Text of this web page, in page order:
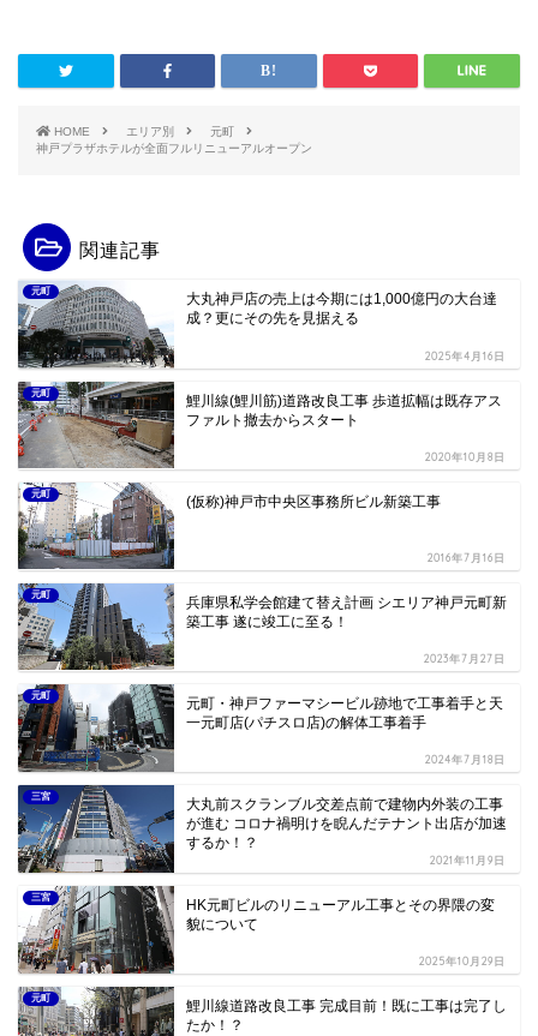
HOME エリア別
元町
神戸プラザホテルが全面フルリニューアルオープン
関連記事
元町
大丸神戸店の売上は今期には1,000億円の大台達
成？更にその先を見据える
2025年4月16日
元町
鯉川線(鯉川筋)道路改良工事 歩道拡幅は既存アス
ファルト撤去からスタート
2020年10月8日
元町 (仮称)神戸市中央区事務所ビル新築工事
2016年7月16日
元町
兵庫県私学会館建て替え計画 シエリア神戸元町新
築工事 遂に竣工に至る！
2023年7月27日
元町
元町・神戸ファーマシービル跡地で工事着手と天
一元町店(パチスロ店)の解体工事着手
2024年7月18日
三宮
大丸前スクランブル交差点前で建物内外装の工事
が進む コロナ禍明けを睨んだテナント出店が加速
するか！？
2021年11月9日
三宮
HK元町ビルのリニューアル工事とその界隈の変
貌について
2025年10月29日
元町
鯉川線道路改良工事 完成目前！既に工事は完了し
たか！？